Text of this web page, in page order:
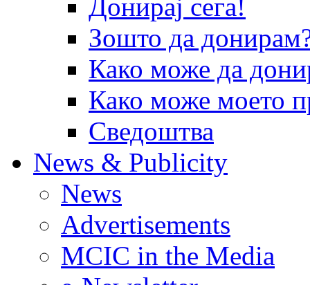
Донирај сега!
Зошто да
Како може да
Како може моето
Сведоштва
News & Publicity
News
Advertisements
MCIC in the Media